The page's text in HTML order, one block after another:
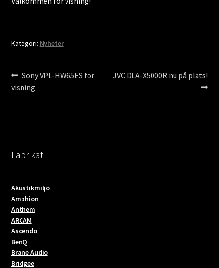
Kategori: Nyheter
Inläggsnavigering
Föregående
inlägg:
Sony VPL-HW65ES för
visning
Nästa
JVC DLA-X5000R nu på plats!
Fabrikat
Akustikmiljö
Amphion
Anthem
ARCAM
Ascendo
BenQ
Brane Audio
Bridgee